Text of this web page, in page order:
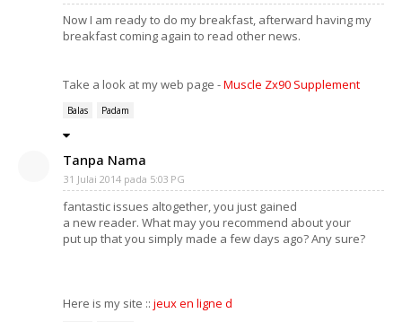
Now I am ready to do my breakfast, afterward having my
breakfast coming again to read other news.
Take a look at my web page -Muscle Zx90 Supplement
Balas Padam
Tanpa Nama
31 Julai 2014 pada 5:03 PG
fantastic issues altogether, you just gained
a new reader. What may you recommend about your
put up that you simply made a few days ago? Any sure?
Here is my site :: jeux en ligne d